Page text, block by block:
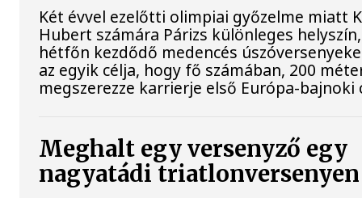
Két évvel ezelőtti olimpiai győzelme miatt
Hubert számára Párizs különleges
hétfőn kezdődő medencés
az egyik célja, hogy fő számában, 200
megszerezze karrierje első Európa-bajnoki
Meghalt egy versenyző egy
nagyatádi triatlonversenyen